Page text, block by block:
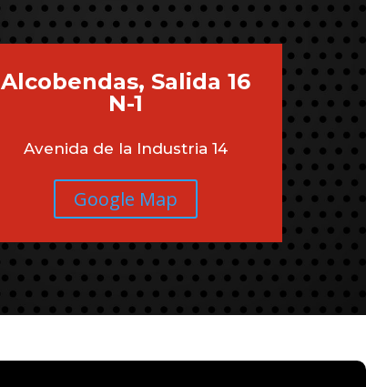
Alcobendas, Salida 16
N-1
Avenida de la Industria 14
Google Map